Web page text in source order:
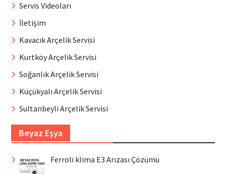
Servis Videoları
İletişim
Kavacık Arçelik Servisi
Kurtköy Arçelik Servisi
Soğanlık Arçelik Servisi
Küçükyalı Arçelik Servisi
Sultanbeyli Arçelik Servisi
Beyaz Eşya
Ferroli klima E3 Arızası Çözümü